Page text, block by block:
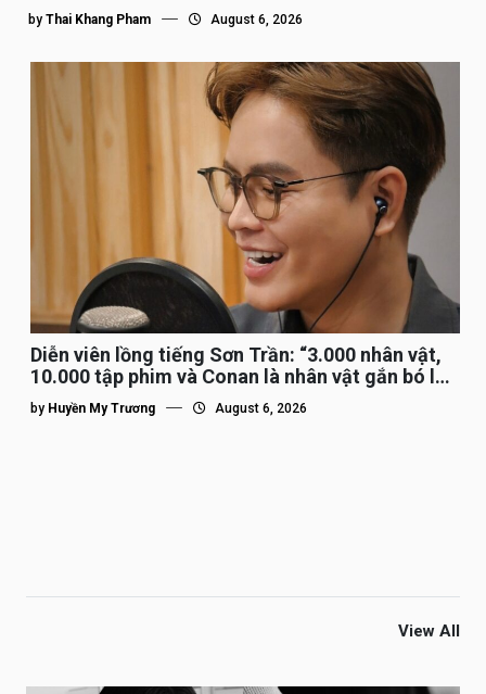
by Thai Khang Pham August 6, 2026
Diễn viên lồng tiếng Sơn Trần: “3.000 nhân vật,
10.000 tập phim và Conan là nhân vật gắn bó lâu
nhất”
by Huyền My Trương August 6, 2026
View All